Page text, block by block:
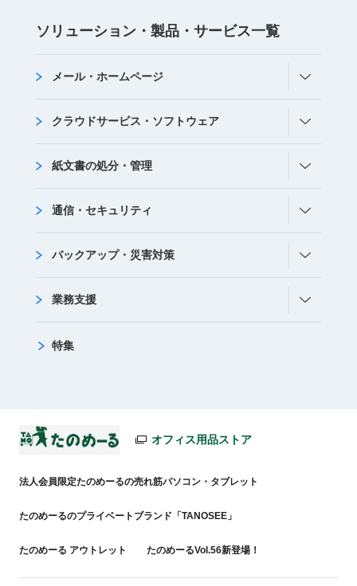
ソリューション・製品・サービス⼀覧
メール・ホームページ
クラウドサービス・ソフトウェア
紙文書の処分・管理
通信・セキュリティ
バックアップ・災害対策
業務支援
特集
オフィス用品ストア
法人会員限定たのめーるの売れ筋パソコン・タブレット
たのめーるのプライベートブランド「TANOSEE」
たのめーる アウトレット たのめーるVol.56新登場！